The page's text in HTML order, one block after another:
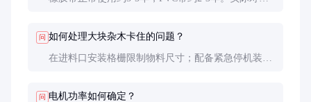
问 如何处理大块杂木卡住的问题？
在进料口安装格栅限制物料尺寸；配备紧急停机装
问 电机功率如何确定？